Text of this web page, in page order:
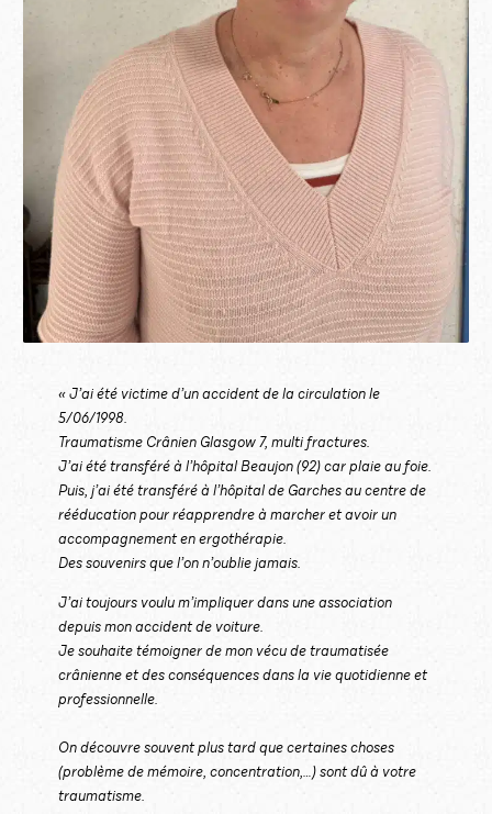
« J’ai été victime d’un accident de la circulation le
5/06/1998.
Traumatisme Crânien Glasgow 7, multi fractures.
J’ai été transféré à l’hôpital Beaujon (92) car plaie au foie.
Puis, j’ai été transféré à l’hôpital de Garches au centre de
rééducation pour réapprendre à marcher et avoir un
accompagnement en ergothérapie.
Des souvenirs que l’on n’oublie jamais.
J’ai toujours voulu m’impliquer dans une association
depuis mon accident de voiture.
Je souhaite témoigner de mon vécu de traumatisée
crânienne et des conséquences dans la vie quotidienne et
professionnelle.
On découvre souvent plus tard que certaines choses
(problème de mémoire, concentration,…) sont dû à votre
traumatisme.